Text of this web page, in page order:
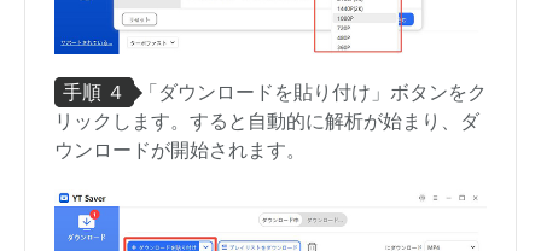
手順 ４
「ダウンロードを貼り付け」ボタンをク
リックします。すると自動的に解析が始まり、ダ
ウンロードが開始されます。